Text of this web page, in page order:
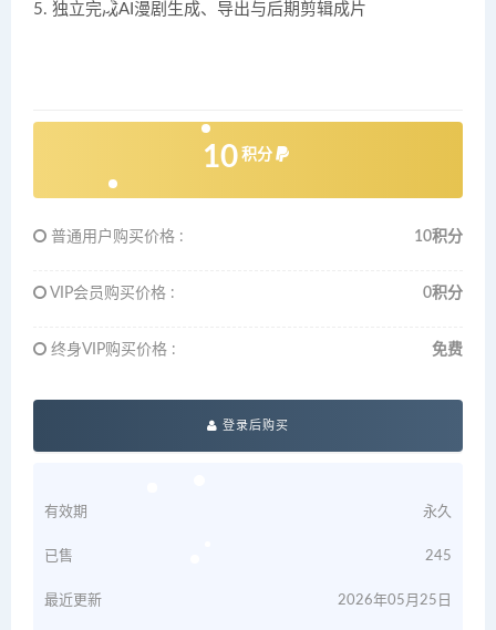
5. 独立完成AI漫剧生成、导出与后期剪辑成片
10 积分
普通用户购买价格 : 10积分
VIP会员购买价格 : 0积分
终身VIP购买价格 : 免费
登录后购买
有效期 永久
已售 245
最近更新 2026年05月25日